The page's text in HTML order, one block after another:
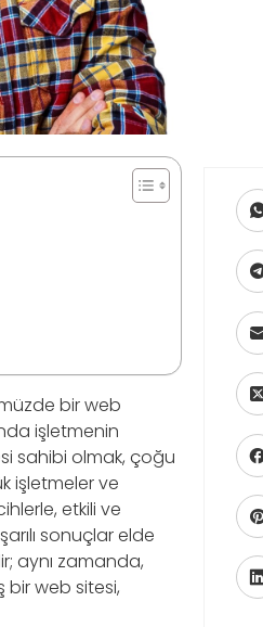
bir web
işletmenin
sahibi olmak, çoğu
işletmeler ve
etkili ve
sonuçlar elde
aynı zamanda,
bir web sitesi,